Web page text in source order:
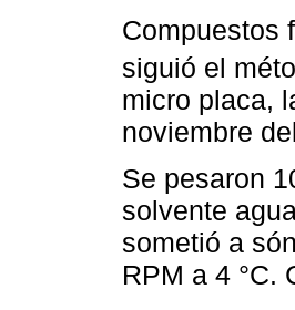
Compuestos
siguió el
micro placa,
noviembre
Se pesaron
solvente
sometió a
RPM a 4 °C.